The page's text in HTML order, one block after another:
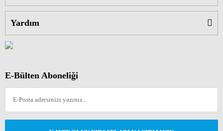
Yardım
E-Bülten Aboneliği